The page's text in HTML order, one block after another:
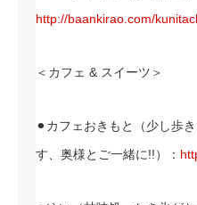
http://baankirao.com/
＜カフェ & スイーツ＞
⚫︎カフェおきもと（少し歩
す、奥様とご一緒に!!）：